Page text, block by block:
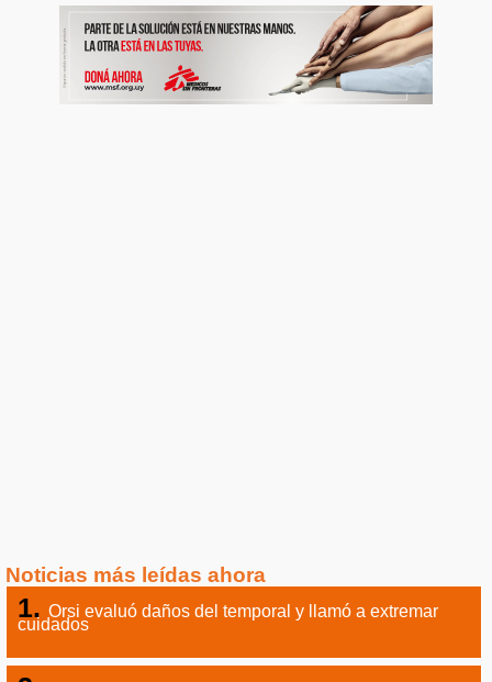
Noticias más leídas ahora
Orsi evaluó daños del temporal y llamó a extremar
cuidados